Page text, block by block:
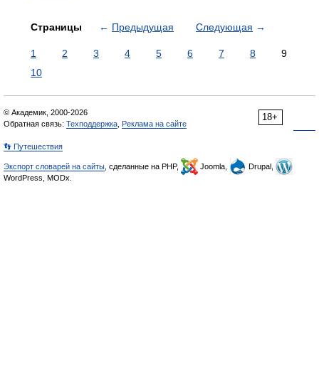
Страницы ← Предыдущая Следующая →
1 2 3 4 5 6 7 8
9
10
18+
© Академик, 2000-2026
Обратная связь: Техподдержка Реклама на сайте
👣 Путешествия
Экспорт словарей на сайты , сделанные на PHP, Joomla,
Drupal,
WordPress, MODx.